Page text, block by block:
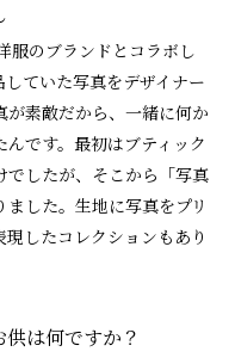
服のブランドとコラボし
ていた写真をデザイナー
が素敵だから、一緒に何か
です。最初はブティック
でしたが、そこから「写真
した。生地に写真をプリ
したコレクションもあり
は何ですか？